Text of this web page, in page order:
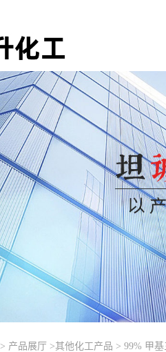
> 产品展厅 >其他化工产品 > 99% 甲